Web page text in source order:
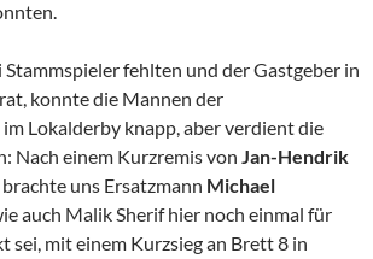
Stammspieler fehlten und der Gastgeber in
konnte die Mannen der
Lokalderby knapp, aber verdient die
Nach einem Kurzremis von Jan-Hendrik
uns Ersatzmann Michael
auch Malik Sherif hier noch einmal für
sei, mit einem Kurzsieg an Brett 8 in